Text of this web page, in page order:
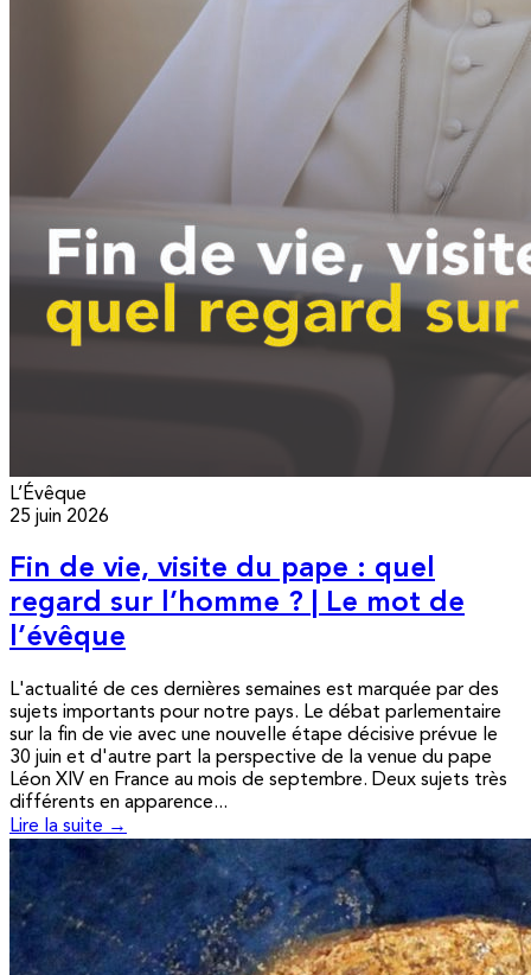
L’Évêque
25 juin 2026
Fin de vie, visite du pape : quel
regard sur l’homme ? | Le mot de
l’évêque
L'actualité de ces dernières semaines est marquée par des
sujets importants pour notre pays. Le débat parlementaire
sur la fin de vie avec une nouvelle étape décisive prévue le
30 juin et d'autre part la perspective de la venue du pape
Léon XIV en France au mois de septembre. Deux sujets très
différents en apparence...
Lire la suite →